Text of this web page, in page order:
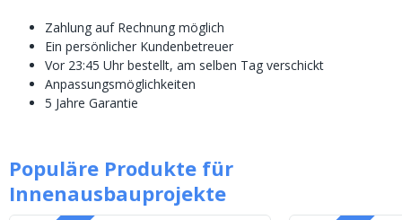
Zahlung auf Rechnung möglich
Ein persönlicher Kundenbetreuer
Vor 23:45 Uhr bestellt, am selben Tag verschickt
Anpassungsmöglichkeiten
5 Jahre Garantie
Populäre Produkte für
Innenausbauprojekte